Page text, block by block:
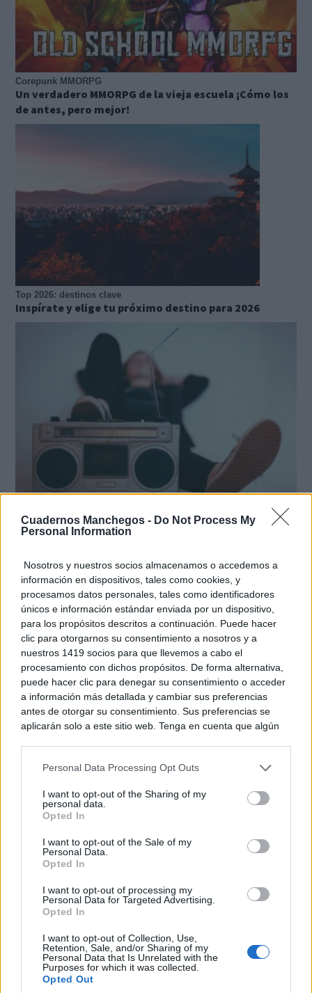
Cuadernos Manchegos - Do Not Process My
Personal Information
Nosotros y nuestros socios almacenamos o accedemos a
información en dispositivos, tales como cookies, y
procesamos datos personales, tales como identificadores
únicos e información estándar enviada por un dispositivo,
para los propósitos descritos a continuación. Puede hacer
clic para otorgarnos su consentimiento a nosotros y a
nuestros 1419 socios para que llevemos a cabo el
procesamiento con dichos propósitos. De forma alternativa,
puede hacer clic para denegar su consentimiento o acceder
a información más detallada y cambiar sus preferencias
antes de otorgar su consentimiento. Sus preferencias se
aplicarán solo a este sitio web. Tenga en cuenta que algún
rechazar tal procesamiento. Puede cambiar sus preferencias
a este sitio y haciendo clic en el botón "Privacidad" en la
parte inferior de la página web.
Please note that this website/app uses one or more Google
services and may gather and store information including but
not limited to your visit or usage behaviour. You may click to
use your data for below specified purposes in below Google
consent section.
Personal Data Processing Opt Outs
I want to opt-out of the Sharing of my
personal data.
Opted In
I want to opt-out of the Sale of my
Personal Data.
Opted In
I want to opt-out of processing my
Personal Data for Targeted Advertising.
Opted In
I want to opt-out of Collection, Use,
Retention, Sale, and/or Sharing of my
Personal Data that Is Unrelated with the
Purposes for which it was collected.
Opted Out
Corepunk MMORPG
Un verdadero MMORPG de la vieja escuela ¡Cómo los
de antes, pero mejor!
Top 2026: destinos clave
Inspírate y elige tu próximo destino para 2026
Canciones que marcan
¿Por qué recuerdas canciones viejas mejor que las
No eran tan locas
¿Te afecta más de lo que crees? Mira esto
Lo haces todos los días y afecta cómo te sientes